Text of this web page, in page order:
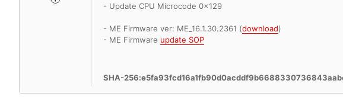
- Update CPU Microcode 0x129
- ME Firmware ver: ME_16.1.30.2361 (download)
- ME Firmware update SOP
SHA-